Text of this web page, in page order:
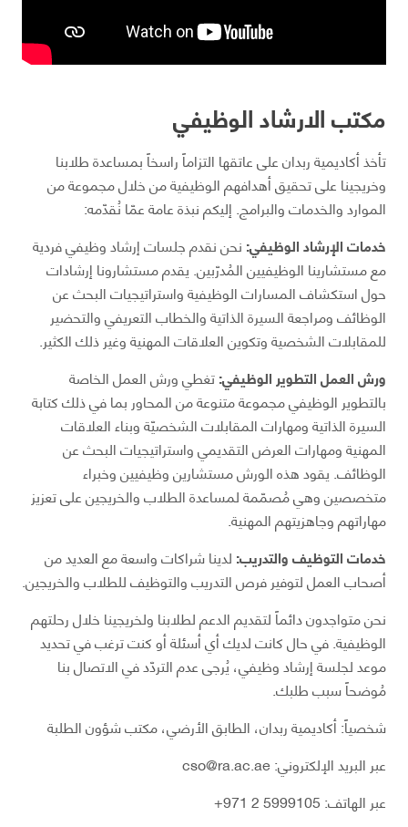
مكتب الارشاد الوظيفي
تأخذ أكاديمية ربدان على عاتقها التزاماً راسخاً بمساعدة طلابنا
وخريجينا على تحقيق أهدافهم الوظيفية من خلال مجموعة من
الموارد والخدمات والبرامج. إليكم نبذة عامة عمّا نُقدّمه:
خدمات الإرشاد الوظيفي: نحن نقدم جلسات إرشاد وظيفي فردية
مع مستشارينا الوظيفيين المُدرّبين. يقدم مستشارونا إرشادات
حول استكشاف المسارات الوظيفية واستراتيجيات البحث عن
الوظائف ومراجعة السيرة الذاتية والخطاب التعريفي والتحضير
للمقابلات الشخصية وتكوين العلاقات المهنية وغير ذلك الكثير.
ورش العمل التطوير الوظيفي:تغطي ورش العمل الخاصة
بالتطوير الوظيفي مجموعة متنوعة من المحاور بما في ذلك كتابة
السيرة الذاتية ومهارات المقابلات الشخصيّة وبناء العلاقات
المهنية ومهارات العرض التقديمي واستراتيجيات البحث عن
الوظائف. يقود هذه الورش مستشارين وظيفيين وخبراء
متخصصين وهي مُصمّمة لمساعدة الطلاب والخريجين على تعزيز
مهاراتهم وجاهزيتهم المهنية.
خدمات التوظيف والتدريب: لدينا شراكات واسعة مع العديد من
أصحاب العمل لتوفير فرص التدريب والتوظيف للطلاب والخريجين.
نحن متواجدون دائماً لتقديم الدعم لطلابنا ولخريجينا خلال رحلتهم
الوظيفية. في حال كانت لديك أي أسئلة أو كنت ترغب في تحديد
موعد لجلسة إرشاد وظيفي، يُرجى عدم التردّد في الاتصال بنا
مُوضحاً سبب طلبك.
شخصياً: أكاديمية ربدان، الطابق الأرضي، مكتب شؤون الطلبة
عبر البريد الإلكتروني:cso@ra.ac.ae
عبر الهاتف: 5999105 2 971+